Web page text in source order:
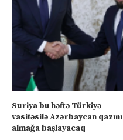
Suriya bu həftə Türkiyə
vasitəsilə Azərbaycan qazını
almağa başlayacaq